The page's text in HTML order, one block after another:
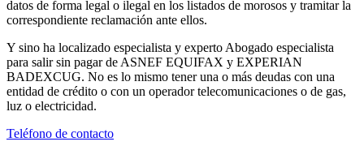
datos de forma legal o ilegal en los listados de morosos y tramitar la
correspondiente reclamación ante ellos.
Y sino ha localizado especialista y experto Abogado especialista
para salir sin pagar de ASNEF EQUIFAX y EXPERIAN
BADEXCUG. No es lo mismo tener una o más deudas con una
entidad de crédito o con un operador telecomunicaciones o de gas,
luz o electricidad.
Teléfono de contacto